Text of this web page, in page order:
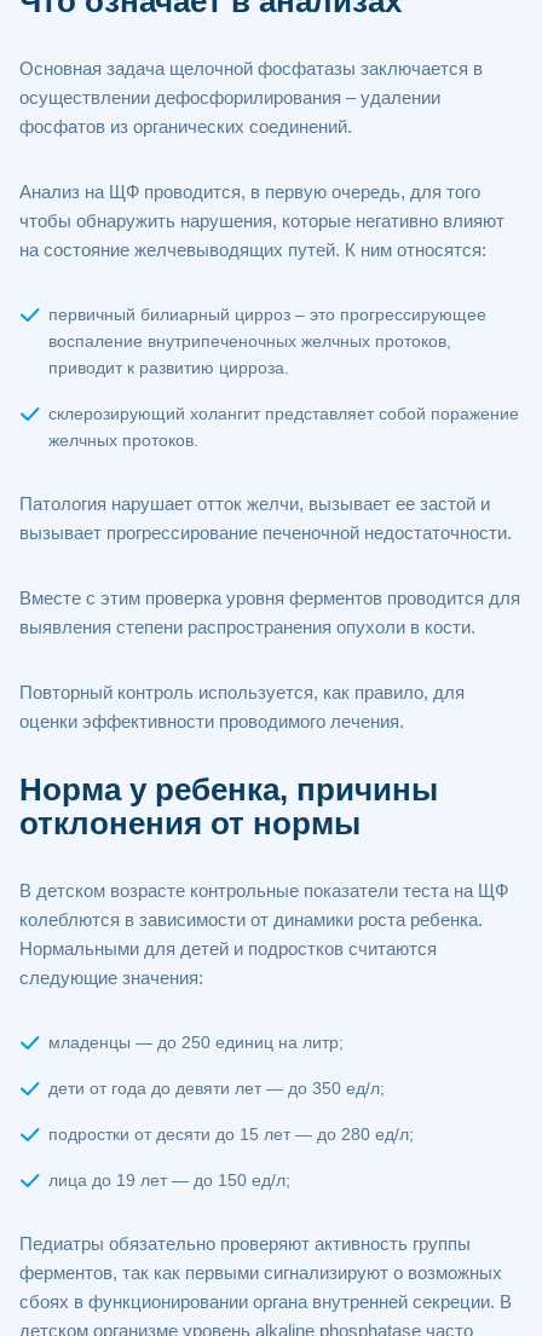
Основная задача щелочной фосфатазы заключается в
осуществлении дефосфорилирования – удалении
фосфатов из органических соединений.
Анализ на ЩФ проводится, в первую очередь, для того
чтобы обнаружить нарушения, которые негативно влияют
на состояние желчевыводящих путей. К ним относятся:
первичный билиарный цирроз – это прогрессирующее
воспаление внутрипеченочных желчных протоков,
приводит к развитию цирроза.
склерозирующий холангит представляет собой поражение
желчных протоков.
Патология нарушает отток желчи, вызывает ее застой и
вызывает прогрессирование печеночной недостаточности.
Вместе с этим проверка уровня ферментов проводится для
выявления степени распространения опухоли в кости.
Повторный контроль используется, как правило, для
оценки эффективности проводимого лечения.
Норма у ребенка, причины
отклонения от нормы
В детском возрасте контрольные показатели теста на ЩФ
колеблются в зависимости от динамики роста ребенка.
Нормальными для детей и подростков считаются
следующие значения:
младенцы — до 250 единиц на литр;
дети от года до девяти лет — до 350 ед/л;
подростки от десяти до 15 лет — до 280 ед/л;
лица до 19 лет — до 150 ед/л;
Педиатры обязательно проверяют активность группы
ферментов, так как первыми сигнализируют о возможных
сбоях в функционировании органа внутренней секреции. В
детском организме уровень alkaline phosphatase часто